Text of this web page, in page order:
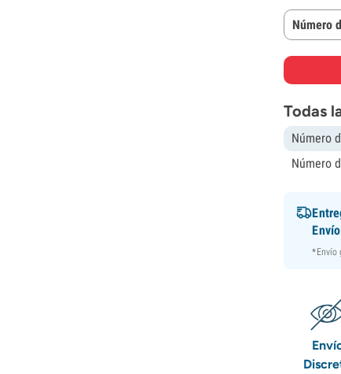
Número
Todas
Número
Número
*Envío